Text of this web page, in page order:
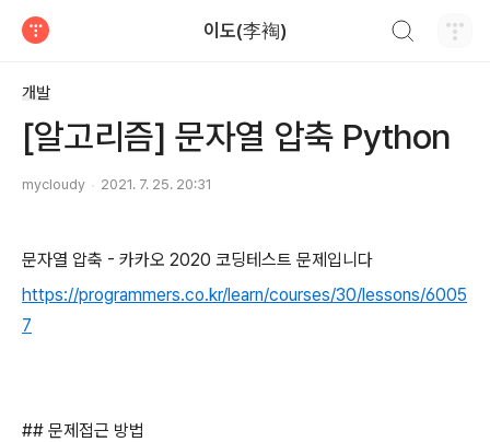
이도(李裪)
개발
[알고리즘] 문자열 압축 Python
mycloudy 2021. 7. 25. 20:31
문자열 압축 - 카카오 2020 코딩테스트 문제입니다
https://programmers.co.kr/learn/courses/30/lessons/6005
7
## 문제접근 방법